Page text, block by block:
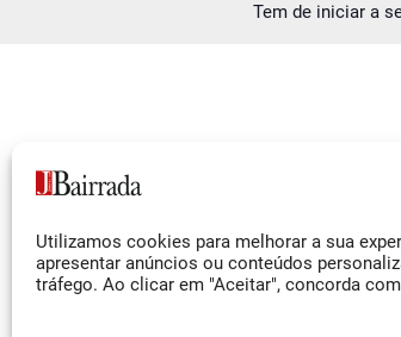
Utilizamos cookies para melhorar a sua
apresentar anúncios ou conteúdos
tráfego. Ao clicar em "Aceitar", concorda
Tem de iniciar a
Facebook
Instagram